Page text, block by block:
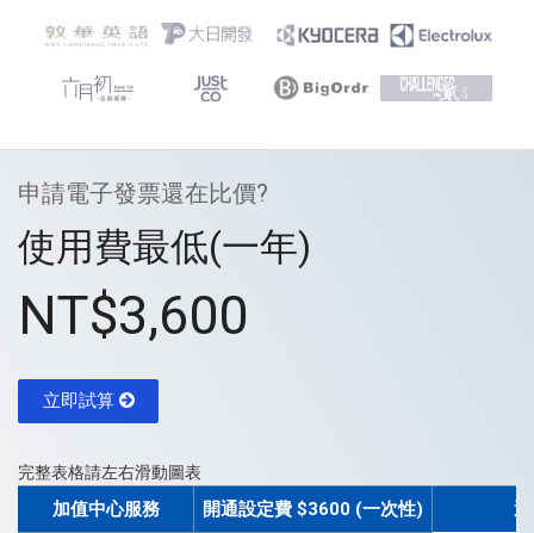
申請電子發票還在比價?
使用費最低(一年)
NT$3,600
立即試算
完整表格請左右滑動圖表
加值中心服務 開通設定費 $3600 (一次性)